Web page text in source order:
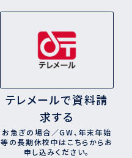
テレメールで資料請
求する
お急ぎの場合／GW、年末年始
等の長期休校中はこちらからお
申し込みください。